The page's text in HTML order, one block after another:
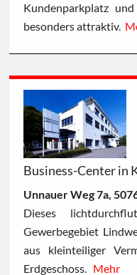
Kundenparkplatz
besonders attraktiv.
Business-Center in
Unnauer Weg 7a,
Dieses
Gewerbegebiet
aus kleinteiliger
Erdgeschoss. Mehr